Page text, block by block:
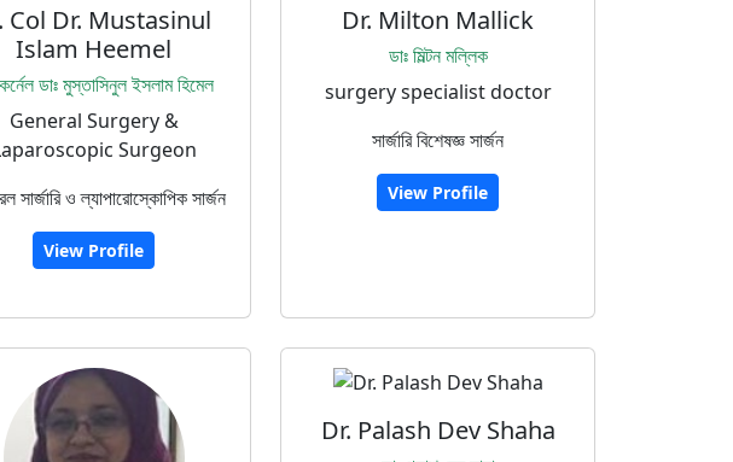
Col Dr. Mustasinul
Islam Heemel
ডাঃ মুস্তাসিনুল ইসলাম হিমেল
General Surgery &
Surgeon
সার্জারি ও ল্যাপারোস্কোপিক সার্জন
View Profile
Dr. Milton Mallick
ডাঃ মিল্টন মল্লিক
surgery specialist doctor
সার্জারি বিশেষজ্ঞ সার্জন
View Profile
Dr. Palash Dev Shaha